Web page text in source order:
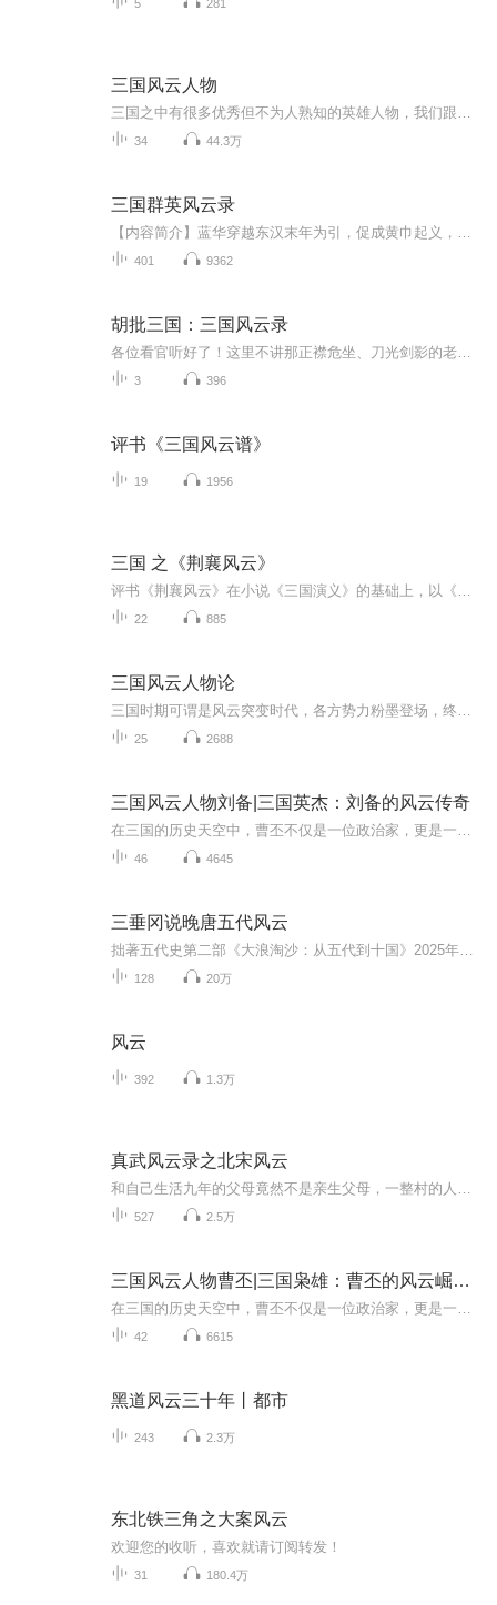
5 281
三国风云人物
34 44.3万
三国群英风云录
401 9362
胡批三国：三国风云录
3 396
评书《三国风云谱》
19 1956
三国 之《荆襄风云》
22 885
三国风云人物论
25 2688
三国风云人物刘备|三国英杰：刘备的风云传奇
46 4645
三垂冈说晚唐五代风云
128 20万
风云
392 1.3万
真武风云录之北宋风云
527 2.5万
三国风云人物曹丕|三国枭雄：曹丕的风云崛起之路
42 6615
黑道风云三十年丨都市
243 2.3万
东北铁三角之大案风云
欢迎您的收听，喜欢就请订阅转发！
31 180.4万